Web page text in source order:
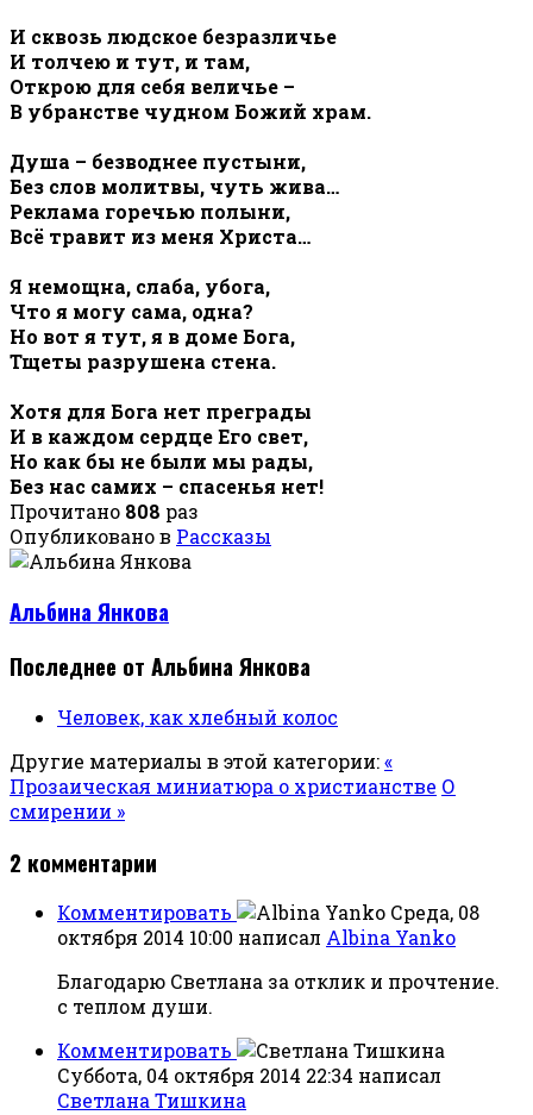
И сквозь людское безразличье
И толчею и тут, и там,
Открою для себя величье –
В убранстве чудном Божий храм.
Душа – безводнее пустыни,
Без слов молитвы, чуть жива…
Реклама горечью полыни,
Всё травит из меня Христа…
Я немощна, слаба, убога,
Что я могу сама, одна?
Но вот я тут, я в доме Бога,
Тщеты разрушена стена.
Хотя для Бога нет преграды
И в каждом сердце Его свет,
Но как бы не были мы рады,
Без нас самих – спасенья нет!
Прочитано 808 раз
Опубликовано в Рассказы
Альбина Янкова
Последнее от Альбина Янкова
Человек, как хлебный колос
Другие материалы в этой категории:«
Прозаическая миниатюра о христианстве О
смирении »
2 комментарии
Комментировать
Среда, 08
октября 2014 10:00 написал Albina Yanko
Благодарю Светлана за отклик и прочтение.
с теплом души.
Комментировать
Суббота, 04 октября 2014 22:34 написал
Светлана Тишкина